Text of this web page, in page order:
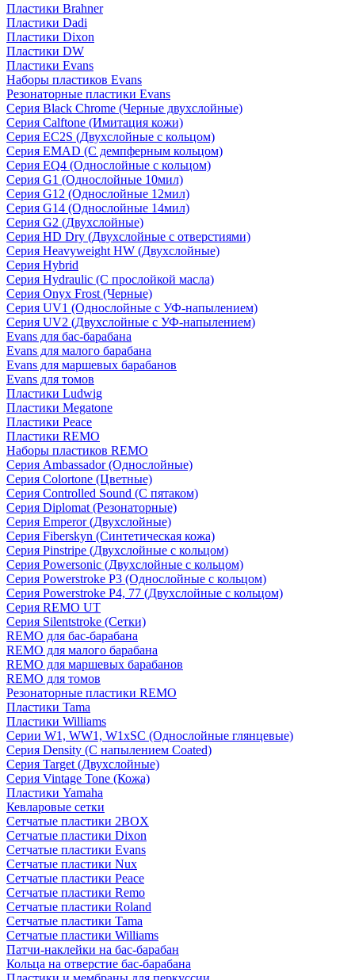
Пластики Brahner
Пластики Dadi
Пластики Dixon
Пластики DW
Пластики Evans
Наборы пластиков Evans
Резонаторные пластики Evans
Серия Black Chrome (Черные двухслойные)
Серия Calftone (Имитация кожи)
Серия EC2S (Двухслойные с кольцом)
Серия EMAD (С демпферным кольцом)
Серия EQ4 (Однослойные с кольцом)
Серия G1 (Однослойные 10мил)
Серия G12 (Однослойные 12мил)
Серия G14 (Однослойные 14мил)
Серия G2 (Двухслойные)
Серия HD Dry (Двухслойные с отверстиями)
Серия Heavyweight HW (Двухслойные)
Серия Hybrid
Серия Hydraulic (С прослойкой масла)
Серия Onyx Frost (Черные)
Серия UV1 (Однослойные с УФ-напылением)
Серия UV2 (Двухслойные с УФ-напылением)
Evans для бас-барабана
Evans для малого барабана
Evans для маршевых барабанов
Evans для томов
Пластики Ludwig
Пластики Megatone
Пластики Peace
Пластики REMO
Наборы пластиков REMO
Серия Ambassador (Однослойные)
Серия Colortone (Цветные)
Серия Controlled Sound (С пятаком)
Серия Diplomat (Резонаторные)
Серия Emperor (Двухслойные)
Серия Fiberskyn (Синтетическая кожа)
Серия Pinstripe (Двухслойные с кольцом)
Серия Powersonic (Двухслойные с кольцом)
Серия Powerstroke P3 (Однослойные с кольцом)
Серия Powerstroke P4, 77 (Двухслойные с кольцом)
Серия REMO UT
Серия Silentstroke (Сетки)
REMO для бас-барабана
REMO для малого барабана
REMO для маршевых барабанов
REMO для томов
Резонаторные пластики REMO
Пластики Tama
Пластики Williams
Серии W1, WW1, W1xSC (Однослойные глянцевые)
Серия Density (C напылением Coated)
Серия Target (Двухслойные)
Серия Vintage Tone (Кожа)
Пластики Yamaha
Кевларовые сетки
Сетчатые пластики 2BOX
Сетчатые пластики Dixon
Сетчатые пластики Evans
Сетчатые пластики Nux
Сетчатые пластики Peace
Сетчатые пластики Remo
Сетчатые пластики Roland
Сетчатые пластики Tama
Сетчатые пластики Williams
Патчи-наклейки на бас-барабан
Кольца на отверстие бас-барабана